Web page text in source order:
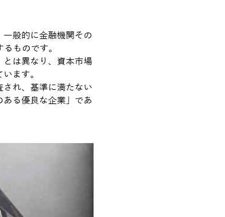
般的に金融機関その
ものです。
は異なり、資本市場
ます。
れ、基準に満たない
る優良な企業」であ